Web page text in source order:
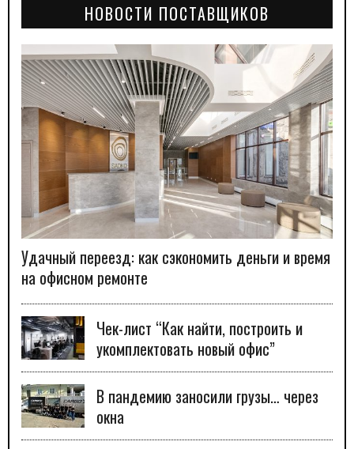
НОВОСТИ ПОСТАВЩИКОВ
Удачный переезд: как сэкономить деньги и время
на офисном ремонте
Чек-лист “Как найти, построить и
укомплектовать новый офис”
В пандемию заносили грузы… через
окна